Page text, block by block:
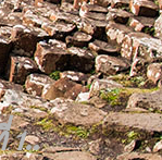
..